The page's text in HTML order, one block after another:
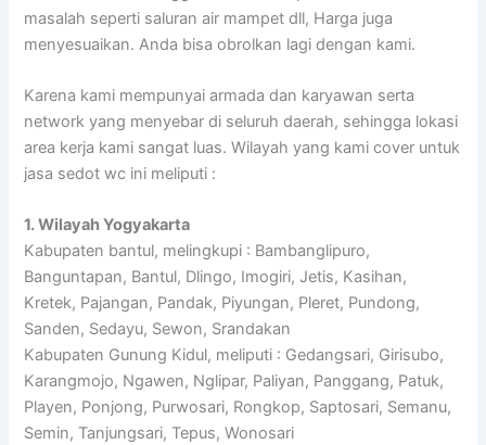
masalah seperti saluran air mampet dll, Harga juga
menyesuaikan. Anda bisa obrolkan lagi dengan kami.
Karena kami mempunyai armada dan karyawan serta
network yang menyebar di seluruh daerah, sehingga lokasi
area kerja kami sangat luas. Wilayah yang kami cover untuk
jasa sedot wc ini meliputi :
1. Wilayah Yogyakarta
Kabupaten bantul, melingkupi : Bambanglipuro,
Banguntapan, Bantul, Dlingo, Imogiri, Jetis, Kasihan,
Kretek, Pajangan, Pandak, Piyungan, Pleret, Pundong,
Sanden, Sedayu, Sewon, Srandakan
Kabupaten Gunung Kidul, meliputi : Gedangsari, Girisubo,
Karangmojo, Ngawen, Nglipar, Paliyan, Panggang, Patuk,
Playen, Ponjong, Purwosari, Rongkop, Saptosari, Semanu,
Semin, Tanjungsari, Tepus, Wonosari